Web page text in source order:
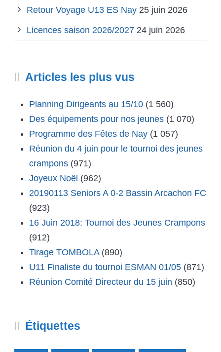
Retour Voyage U13 ES Nay 25 juin 2026
Licences saison 2026/2027 24 juin 2026
Articles les plus vus
Planning Dirigeants au 15/10 (1 560)
Des équipements pour nos jeunes (1 070)
Programme des Fêtes de Nay (1 057)
Réunion du 4 juin pour le tournoi des jeunes
crampons (971)
Joyeux Noël (962)
20190113 Seniors A 0-2 Bassin Arcachon FC
(923)
16 Juin 2018: Tournoi des Jeunes Crampons
(912)
Tirage TOMBOLA (890)
U11 Finaliste du tournoi ESMAN 01/05 (871)
Réunion Comité Directeur du 15 juin (850)
Étiquettes